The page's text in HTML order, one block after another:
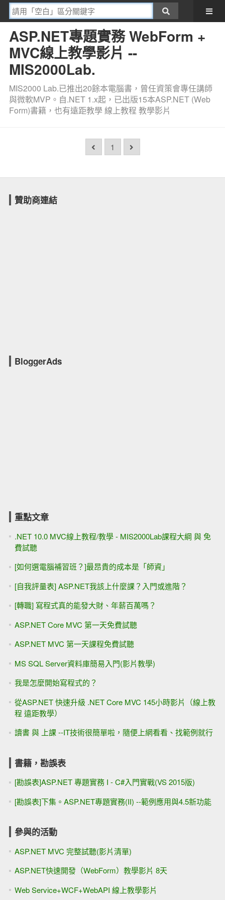
ASP.NET專題實務 WebForm +
MVC線上教學影片 --
MIS2000Lab.
MIS2000 Lab.已推出20餘本電腦書，曾任資策會專任講師
與微軟MVP。自.NET 1.x起，已出版15本ASP.NET (Web
Form)書籍，也有遠距教學 線上教程 教學影片
1
贊助商連結
BloggerAds
重點文章
.NET 10.0 MVC線上教程/教學 - MIS2000Lab課程大綱 與 免
費試聽
[如何選電腦補習班？]最昂貴的成本是「師資」
[自我評量表] ASP.NET我該上什麼課？入門或進階？
[轉職] 寫程式真的能發大財、年薪百萬嗎？
ASP.NET Core MVC 第一天免費試聽
ASP.NET MVC 第一天課程免費試聽
MS SQL Server資料庫簡易入門(影片教學)
我是怎麼開始寫程式的？
從ASP.NET 快速升級 .NET Core MVC 145小時影片（線上教
程 遠距教學）
讀書 與 上課 --IT技術很簡單啦，隨便上網看看、找範例就行
書籍，勘誤表
[勘誤表]ASP.NET 專題實務 I - C#入門實戰(VS 2015版)
[勘誤表]下集。ASP.NET專題實務(II) --範例應用與4.5新功能
參與的活動
ASP.NET MVC 完整試聽(影片清單)
ASP.NET快速開發（WebForm）教學影片 8天
Web Service+WCF+WebAPI 線上教學影片